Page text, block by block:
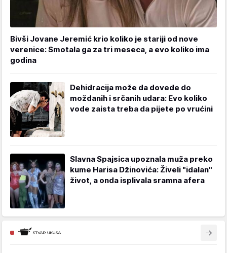
Bivši Jovane Jeremić krio koliko je stariji od nove
verenice: Smotala ga za tri meseca, a evo koliko ima
godina
Dehidracija može da dovede do
moždanih i srčanih udara: Evo koliko
vode zaista treba da pijete po vrućini
Slavna Spajsica upoznala muža preko
kume Harisa Džinovića: Živeli "idalan"
život, a onda isplivala sramna afera